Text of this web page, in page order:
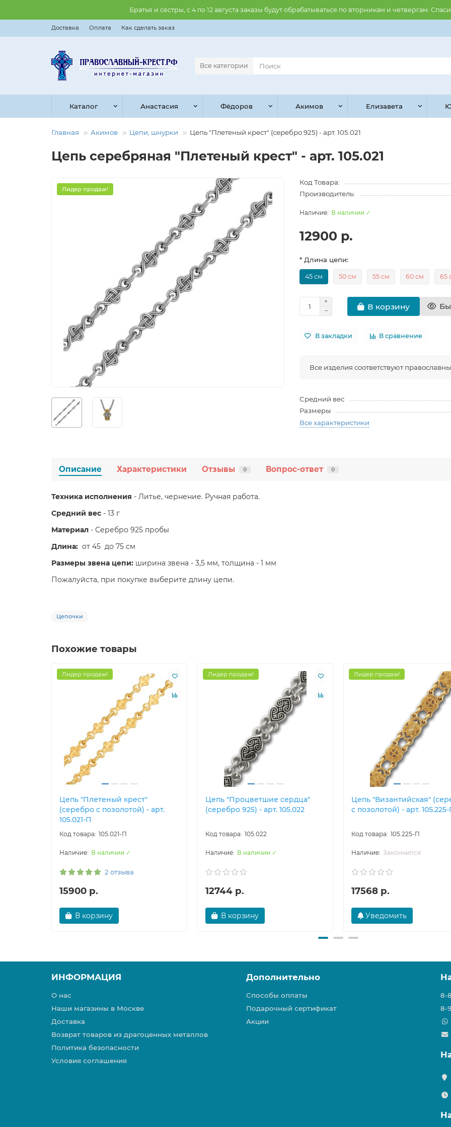
Братья и сёстры, с 4 по 12 августа заказы будут обрабатываться по вторникам и четвергам.
Доставка Оплата Как сделать заказ
Все категории
Каталог Анастасия Фёдоров Акимов Елизавета
Главная Акимов Цепи, шнурки Цепь "Плетеный крест" (серебро 925) - арт. 105.021
Цепь серебряная "Плетеный крест" - арт. 105.021
Лидер продаж!
Код Товара:
Производитель:
В наличии ✓
12900 р.
* Длина цепи:
45 см 50 см 55 см 60 см 65
В корзину
В закладки В сравнение
Все изделия соответствуют
Средний вес
Размеры
Все характеристики
Описание Характеристики Отзывы 0 Вопрос-ответ 0
Техника исполнения - Литье, чернение. Ручная работа.
Средний вес - 13 г
Материал - Серебро 925 пробы
Длина: от 45 до 75 см
Размеры звена цепи: ширина звена - 3,5 мм, толщина - 1 мм
Пожалуйста, при покупке выберите длину цепи.
Цепочки
Похожие товары
Лидер продаж!
Цепь "Плетеный крест"
(серебро с позолотой) - арт.
105.021-П
105.021-П
В наличии ✓
2 отзыва
15900 р.
В корзину
Лидер продаж!
Цепь "Процветшие сердца"
(серебро 925) - арт. 105.022
105.022
В наличии ✓
12744 р.
В корзину
Лидер продаж!
Цепь "Византийская"
с позолотой) - арт.
105.225-П
Закончился
17568 р.
Уведомить
ИНФОРМАЦИЯ
О нас
Наши магазины в Москве
Доставка
Возврат товаров из драгоценных металлов
Политика безопасности
Условия соглашения
Дополнительно
Способы оплаты
Подарочный сертификат
Акции
8-
8-